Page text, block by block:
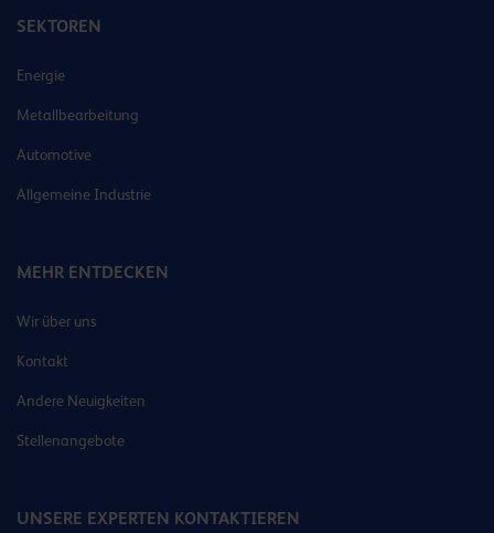
SEKTOREN
Energie
Metallbearbeitung
Automotive
Allgemeine Industrie
MEHR ENTDECKEN
Wir über uns
Kontakt
Andere Neuigkeiten
Stellenangebote
UNSERE EXPERTEN KONTAKTIEREN